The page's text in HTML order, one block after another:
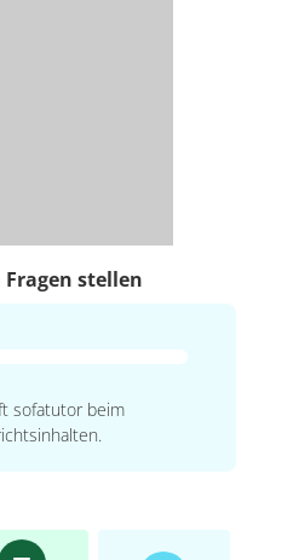
stellen
sofatutor beim